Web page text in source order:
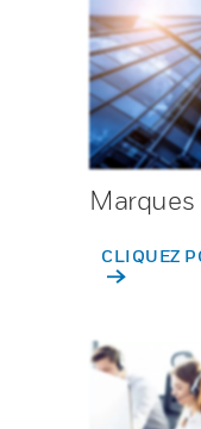
Marques
CLIQUEZ